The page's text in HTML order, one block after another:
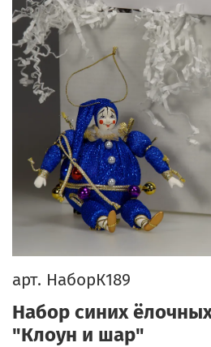
арт. НаборК189
Набор синих
"Клоун и шар"